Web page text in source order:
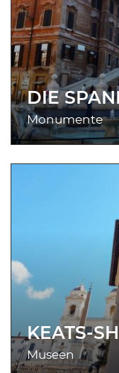
DIE
Monumente
KEATS-
Museen